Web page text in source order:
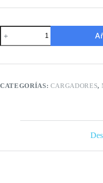
Cargador
Honor
100w
CATEGORÍAS: CARGADORES,